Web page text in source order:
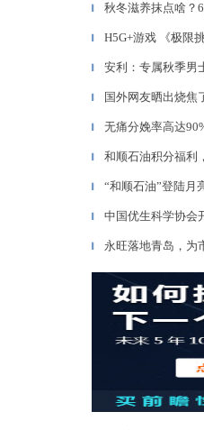
▎ 秋冬滋养抹点啥？
▎ H5G+游戏 《极限
▎ 安利：专属秋季男
▎ 国外网友晒出烧焦
▎ 无痛分娩率高达
▎ 和顺石油积分福利
▎ “和顺石油”登陆月
▎ 中国优生科学协会
▎ 永旺落地青岛，